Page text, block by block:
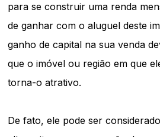
para se construir uma renda
de ganhar com o aluguel deste
ganho de capital na sua venda
que o imóvel ou região em que
torna-o atrativo.
De fato, ele pode ser